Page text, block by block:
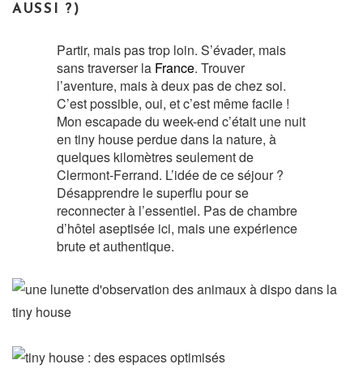
AUSSI ?)
Partir, mais pas trop loin. S’évader, mais
sans traverser la France. Trouver
l’aventure, mais à deux pas de chez soi.
C’est possible, oui, et c’est même facile !
Mon escapade du week-end c’était une nuit
en tiny house perdue dans la nature, à
quelques kilomètres seulement de
Clermont-Ferrand. L’idée de ce séjour ?
Désapprendre le superflu pour se
reconnecter à l’essentiel. Pas de chambre
d’hôtel aseptisée ici, mais une expérience
brute et authentique.